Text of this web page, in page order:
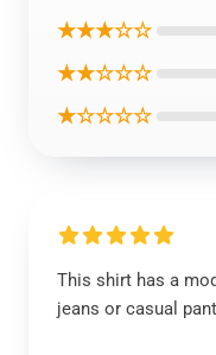
★★★☆☆
★★☆☆☆
★☆☆☆☆
This shirt has a
jeans or casual